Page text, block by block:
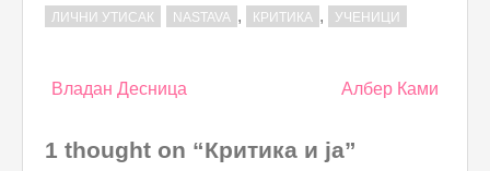
ЛИЧНИ УТИСАК NASTAVA , КРИТИКА , УЧЕНИЦИ
Post
Владан Десница Албер Ками
1 thought on “Критика и ја”